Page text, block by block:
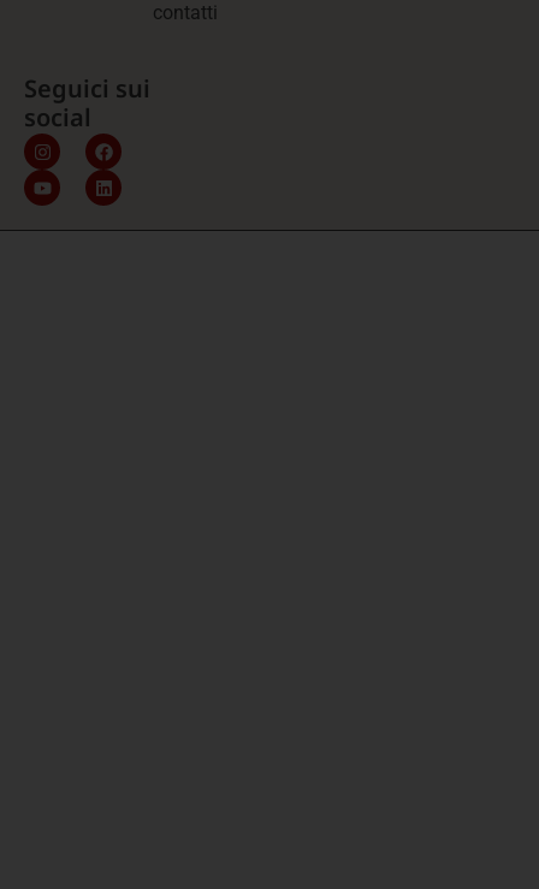
contatti
Seguici sui
social